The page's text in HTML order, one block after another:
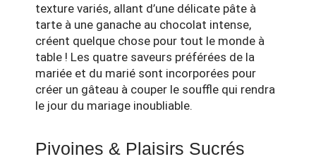
texture variés, allant d’une délicate pâte à
tarte à une ganache au chocolat intense,
créent quelque chose pour tout le monde à
table ! Les quatre saveurs préférées de la
mariée et du marié sont incorporées pour
créer un gâteau à couper le souffle qui rendra
le jour du mariage inoubliable.
Pivoines & Plaisirs Sucrés